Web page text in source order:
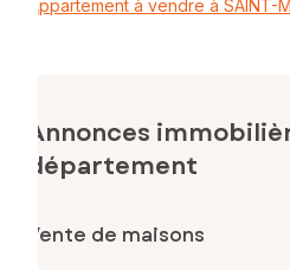
Appartement à vendre à SAINT-
Annonces
département
Vente de maisons